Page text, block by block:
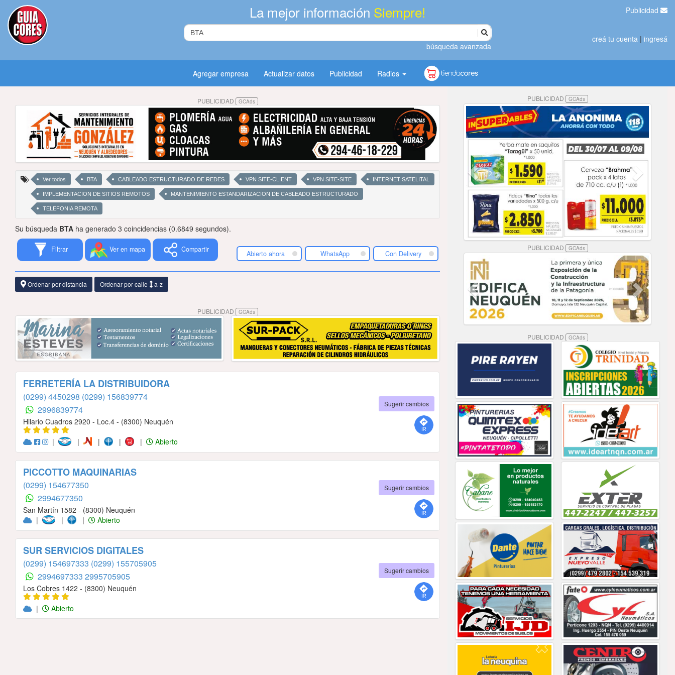
La mejor información Siempre!
búsqueda avanzada
Publicidad
creá tu cuenta | ingresá
Agregar empresa Actualizar datos Publicidad Radios
PUBLICIDAD GCAds
Ver todos BTA CABLEADO ESTRUCTURADO DE REDES VPN SITE-CLIENT VPN SITE-SITE INTERNET SATELITAL
IMPLEMENTACION DE SITIOS REMOTOS MANTENIMIENTO ESTANDARIZACION DE CABLEADO ESTRUCTURADO
TELEFONIA REMOTA
Su búsqueda BTA ha generado 3 coincidencias (0.6849 segundos).
Filtrar Ver en mapa Compartir Abierto ahora WhatsApp Con Delivery
Ordenar por distancia Ordenar por calle a-z
PUBLICIDAD GCAds
FERRETERÍA LA DISTRIBUIDORA
(0299) 4450298 (0299) 156839774
2996839774
Hilario Cuadros 2920 - Loc.4 - (8300) Neuquén
|
| | | | Abierto
Sugerir cambios
PICCOTTO MAQUINARIAS
(0299) 154677350
2994677350
San Martín 1582 - (8300) Neuquén
|
| | Abierto
Sugerir cambios
SUR SERVICIOS DIGITALES
(0299) 154697333 (0299) 155705905
2994697333 2995705905
Los Cobres 1422 - (8300) Neuquén
|
Abierto
Sugerir cambios
PUBLICIDAD GCAds
PUBLICIDAD GCAds
PUBLICIDAD GCAds